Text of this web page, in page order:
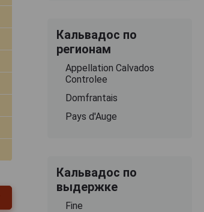
Кальвадос по
регионам
Appellation Calvados
Controlee
Domfrantais
Pays d'Auge
Кальвадос по
выдержке
Fine